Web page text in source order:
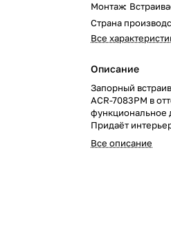
Монтаж:
Страна
Все
Описание
Запорный
ACR-7083PM в
функциональное
Придаёт
надёжность
Все описание